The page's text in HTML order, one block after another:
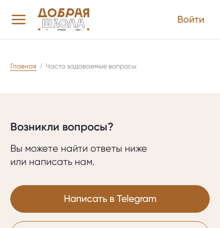
Войти
Главная / Часто задаваемые вопросы
Возникли вопросы?
Вы можете найти ответы ниже
или написать нам.
Написать в Telegram